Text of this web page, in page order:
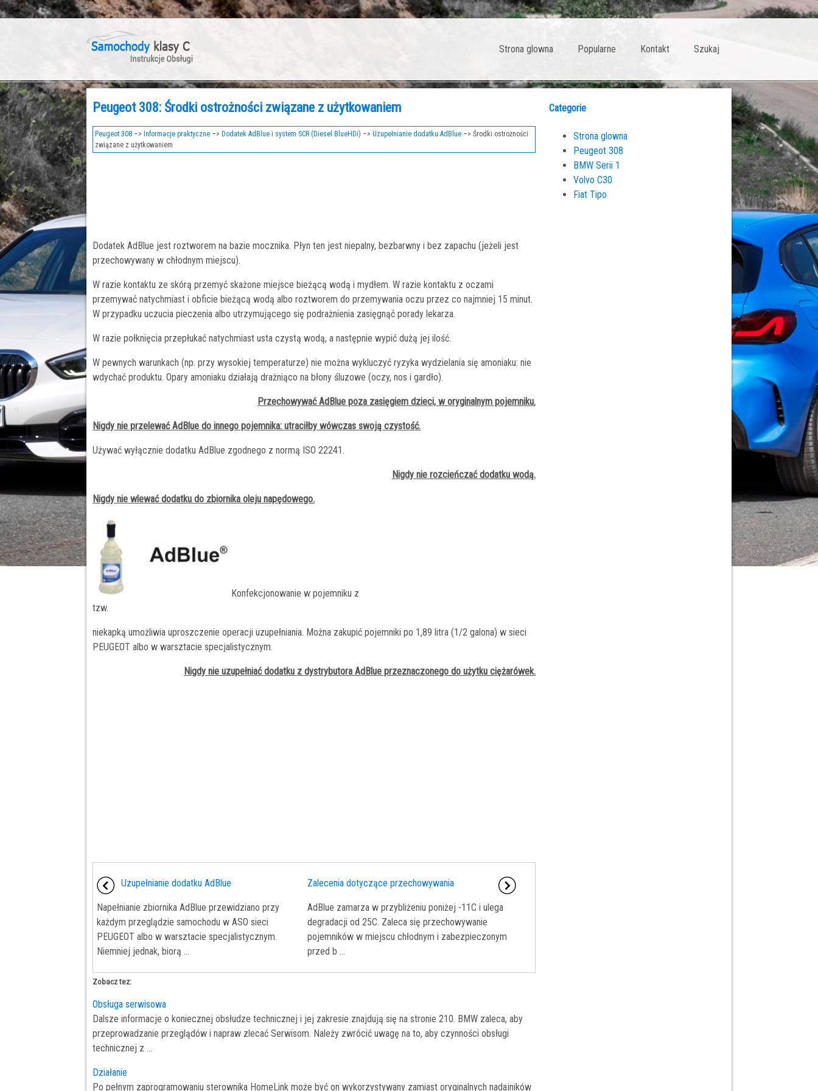
Strona glowna Popularne Kontakt Szukaj
Peugeot 308: Środki ostrożności związane z użytkowaniem
Peugeot 308 –> Informacje praktyczne –> Dodatek AdBlue i system SCR (Diesel BlueHDi) –> Uzupełnianie dodatku AdBlue –> Środki ostrożności
związane z użytkowaniem
Dodatek AdBlue jest roztworem na bazie mocznika. Płyn ten jest niepalny, bezbarwny i bez zapachu (jeżeli jest
przechowywany w chłodnym miejscu).
W razie kontaktu ze skórą przemyć skażone miejsce bieżącą wodą i mydłem. W razie kontaktu z oczami
przemywać natychmiast i obficie bieżącą wodą albo roztworem do przemywania oczu przez co najmniej 15 minut.
W przypadku uczucia pieczenia albo utrzymującego się podrażnienia zasięgnąć porady lekarza.
W razie połknięcia przepłukać natychmiast usta czystą wodą, a następnie wypić dużą jej ilość.
W pewnych warunkach (np. przy wysokiej temperaturze) nie można wykluczyć ryzyka wydzielania się amoniaku: nie
wdychać produktu. Opary amoniaku działają drażniąco na błony śluzowe (oczy, nos i gardło).
Przechowywać AdBlue poza zasięgiem dzieci, w oryginalnym pojemniku.
Nigdy nie przelewać AdBlue do innego pojemnika: utraciłby wówczas swoją czystość.
Używać wyłącznie dodatku AdBlue zgodnego z normą ISO 22241.
Nigdy nie rozcieńczać dodatku wodą.
Nigdy nie wlewać dodatku do zbiornika oleju napędowego.
Konfekcjonowanie w pojemniku z
tzw.
niekapką umożliwia uproszczenie operacji uzupełniania. Można zakupić pojemniki po 1,89 litra (1/2 galona) w sieci
PEUGEOT albo w warsztacie specjalistycznym.
Nigdy nie uzupełniać dodatku z dystrybutora AdBlue przeznaczonego do użytku ciężarówek.
Uzupełnianie dodatku AdBlue
Napełnianie zbiornika AdBlue przewidziano przy
każdym przeglądzie samochodu w ASO sieci
PEUGEOT albo w warsztacie specjalistycznym.
Niemniej jednak, biorą ...
Zalecenia dotyczące przechowywania
AdBlue zamarza w przybliżeniu poniżej -11C i ulega
degradacji od 25C. Zaleca się przechowywanie
pojemników w miejscu chłodnym i zabezpieczonym
przed b ...
Zobacz tez:
Obsługa serwisowa
Dalsze informacje o koniecznej obsłudze technicznej i jej zakresie znajdują się na stronie 210. BMW zaleca, aby
przeprowadzanie przeglądów i napraw zlecać Serwisom. Należy zwrócić uwagę na to, aby czynności obsługi
technicznej z ...
Działanie
Po pełnym zaprogramowaniu sterownika HomeLink może być on wykorzystywany zamiast oryginalnych nadajników
Categorie
Strona glowna
Peugeot 308
BMW Serii 1
Volvo C30
Fiat Tipo